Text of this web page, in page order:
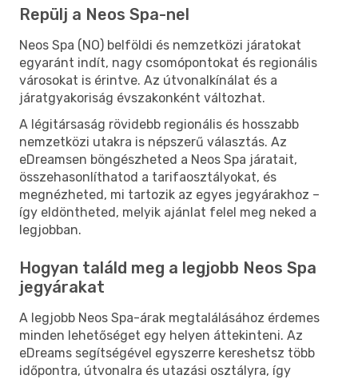
Repülj a Neos Spa-nel
Neos Spa (NO) belföldi és nemzetközi járatokat
egyaránt indít, nagy csomópontokat és regionális
városokat is érintve. Az útvonalkínálat és a
járatgyakoriság évszakonként változhat.
A légitársaság rövidebb regionális és hosszabb
nemzetközi utakra is népszerű választás. Az
eDreamsen böngészheted a Neos Spa járatait,
összehasonlíthatod a tarifaosztályokat, és
megnézheted, mi tartozik az egyes jegyárakhoz –
így eldöntheted, melyik ajánlat felel meg neked a
legjobban.
Hogyan találd meg a legjobb Neos Spa
jegyárakat
A legjobb Neos Spa-árak megtalálásához érdemes
minden lehetőséget egy helyen áttekinteni. Az
eDreams segítségével egyszerre kereshetsz több
időpontra, útvonalra és utazási osztályra, így